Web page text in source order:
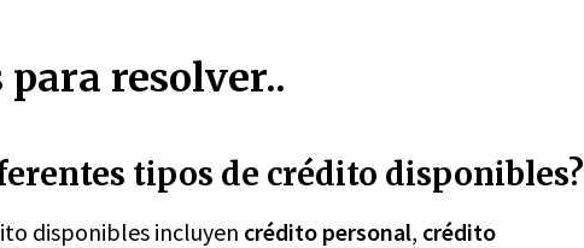
resolver..
tipos de crédito disponibles?
disponibles incluyen crédito personal, crédito